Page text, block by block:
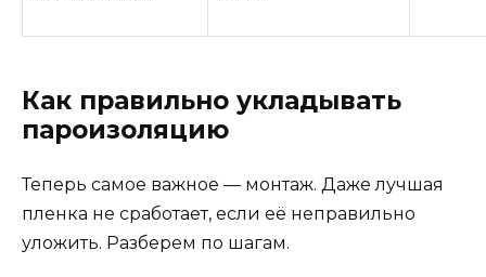
Как правильно укладывать
пароизоляцию
Теперь самое важное — монтаж. Даже лучшая
пленка не сработает, если её неправильно
уложить. Разберем по шагам.